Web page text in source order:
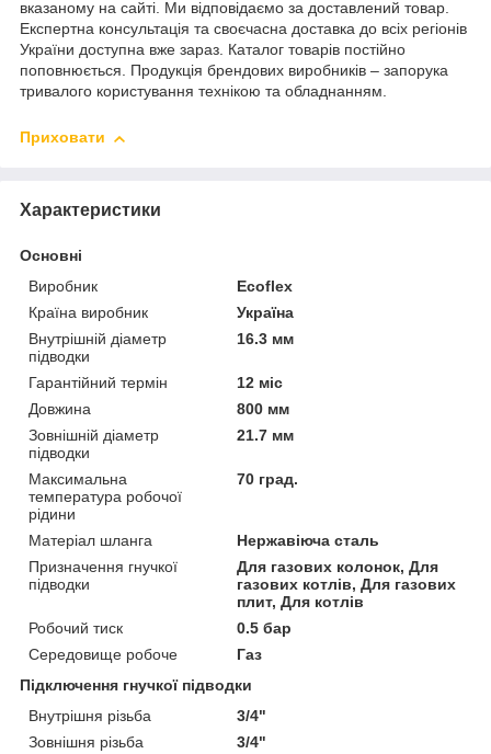
вказаному на сайті. Ми відповідаємо за доставлений товар.
Експертна консультація та своєчасна доставка до всіх регіонів
України доступна вже зараз. Каталог товарів постійно
поповнюється. Продукція брендових виробників – запорука
тривалого користування технікою та обладнанням.
Приховати
Характеристики
Основні
Виробник
Ecoflex
Країна виробник
Україна
Внутрішній діаметр
підводки
16.3 мм
Гарантійний термін
12 міс
Довжина
800 мм
Зовнішній діаметр
підводки
21.7 мм
Максимальна
температура робочої
рідини
70 град.
Матеріал шланга
Нержавіюча сталь
Призначення гнучкої
підводки
Для газових колонок, Для
газових котлів, Для газових
плит, Для котлів
Робочий тиск
0.5 бар
Середовище робоче
Газ
Підключення гнучкої підводки
Внутрішня різьба
3/4"
Зовнішня різьба
3/4"